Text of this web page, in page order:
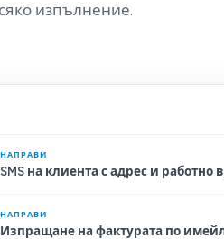
изпълнение.
НАПРАВИ
SMS на клиента с адрес и работно
НАПРАВИ
Изпращане на фактурата по имейл